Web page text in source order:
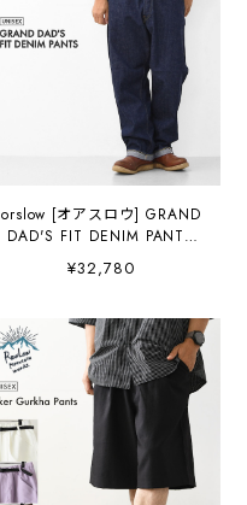
orslow [オアスロウ] GRAND
DAD'S FIT DENIM PANTS
フィットパンツ・デニム・
ト・ヴィンテージ・セルビ
ッジデニム・
MEN'S/LADY'S [2026bAW]
¥32,780